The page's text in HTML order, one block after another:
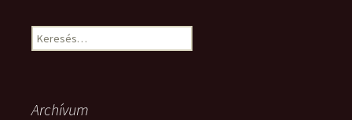
Keresés:
Archívum